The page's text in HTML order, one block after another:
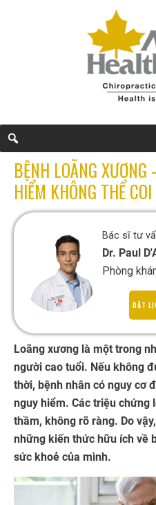
BỆNH LOÃNG
HIỂM KHÔNG THỂ
Bác sĩ tư
Dr. Paul
Phòng
ĐẶT
Loãng xương là một trong
người cao tuổi. Nếu không
thời, bệnh nhân có nguy cơ
nguy hiểm. Các triệu chứng
thầm, không rõ ràng. Do
những kiến thức hữu ích về
sức khoẻ của mình.